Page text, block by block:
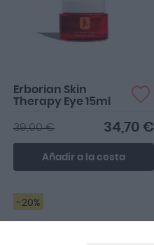
Erborian Skin
Therapy Eye 15ml
34,70 €
39,00 €
Añadir a la cesta
-20%